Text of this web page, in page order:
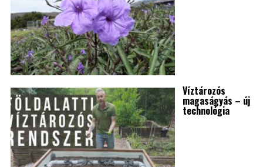
Víztározós
magaságyás – új
technológia